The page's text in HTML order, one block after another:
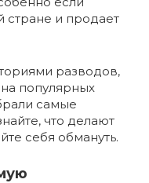
стране и продает
разводов,
популярных
самые
что делают
себя обмануть.